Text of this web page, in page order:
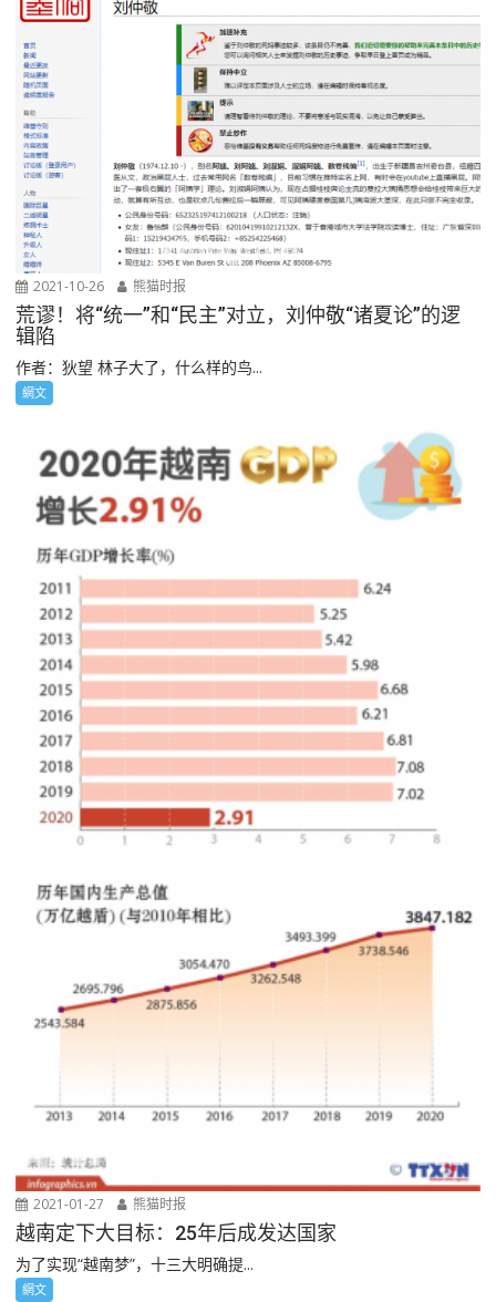
2021-10-26 熊猫时报
荒谬！将“统一”和“民主”对立，刘仲敬“诸夏论”的逻
辑陷
作者：狄望 林子大了，什么样的鸟...
網文
2021-01-27 熊猫时报
越南定下大目标：25年后成发达国家
为了实现“越南梦”，十三大明确提...
網文